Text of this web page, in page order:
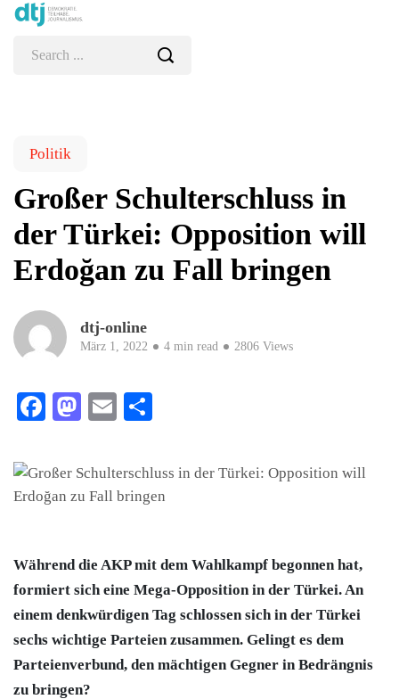
Politik
Großer Schulterschluss in
der Türkei: Opposition will
Erdoğan zu Fall bringen
dtj-online
März 1, 2022 4 min read 2806 Views
Facebook
Mastodon
Email
Während die AKP mit dem Wahlkampf begonnen hat,
formiert sich eine Mega-Opposition in der Türkei. An
einem denkwürdigen Tag schlossen sich in der Türkei
sechs wichtige Parteien zusammen. Gelingt es dem
Parteienverbund, den mächtigen Gegner in Bedrängnis
zu bringen?